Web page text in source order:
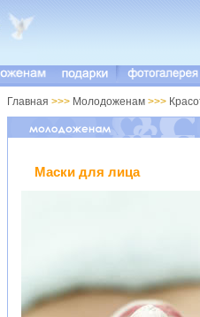
Главная >>> Молодоженам >>>
Маски для лица